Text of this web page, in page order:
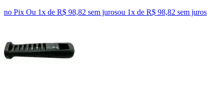
no Pix Ou 1x de R$ 98,82 sem jurosou 1x de R$ 98,82 sem juros